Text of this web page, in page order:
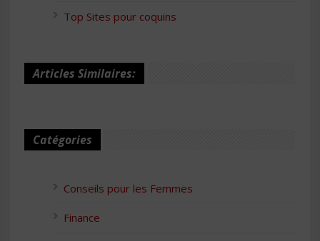
Top Sites pour coquins
Articles Similaires:
Catégories
Conseils pour les Femmes
Finance